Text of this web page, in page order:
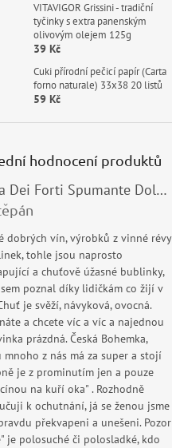
VITAVIGOR Grissini - tradiční
tyčinky s extra panenským
olivovým olejem 125g
39 Kč
Cuki přírodní pečicí papír (Carta
forno naturale) 33x38 20 listů
59 Kč
hodnocení produktů
Rocca Dei Forti Spumante Dolce 11,5% 0,75l
produktu je 5 z 5 hvězdiček.
dobrých vín, výrobků z vinné révy
tohle jsou naprosto
a chuťově úžasné bublinky,
poznal díky lidičkám co žijí v
je svěží, návyková, ovocná.
a chcete víc a víc a najednou
prázdná. Česká Bohemka,
mnoho z nás má za super a stojí
je z prominutím jen a pouze
na kuří oka" . Rozhodně
k ochutnání, já se ženou jsme
překvapeni a unešeni. Pozor
je polosuché či polosladké, kdo